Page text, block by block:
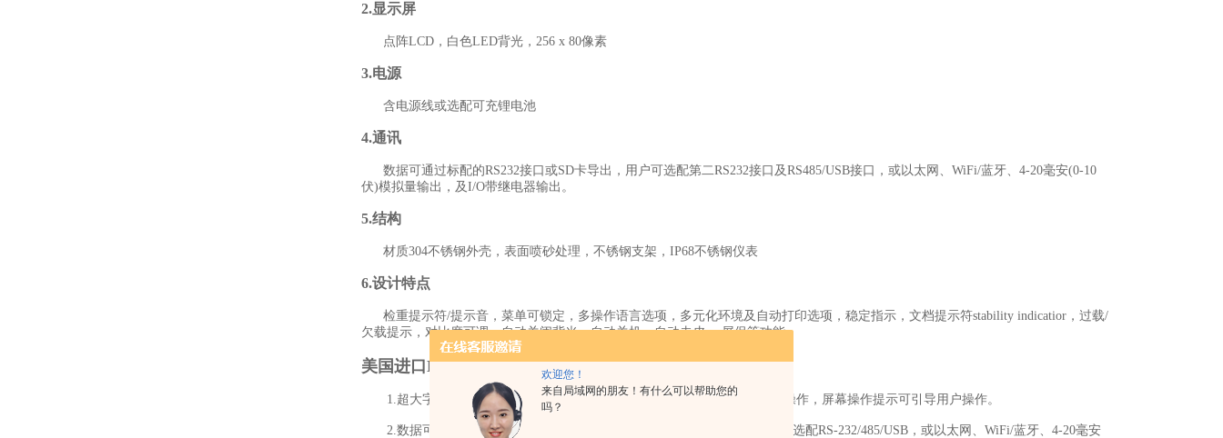
欢迎您！
来自局域网的朋友！有什么可以帮助您的
吗？
2.显示屏
点阵LCD，白色LED背光，256 x 80像素
3.电源
含电源线或选配可充锂电池
4.通讯
数据可通过标配的RS232接口或SD卡导出，用户可选配第二RS232接口及RS485/USB接口，或以太网、WiFi/蓝牙、4-20毫安(0-10
伏)模拟量输出，及I/O带继电器输出。
5.结构
材质304不锈钢外壳，表面喷砂处理，不锈钢支架，IP68不锈钢仪表
6.设计特点
检重提示符/提示音，菜单可锁定，多操作语言选项，多元化环境及自动打印选项，稳定指示，文档提示符stability indicatior，过载/
欠载提示，对比度可调，自动关闭背光，自动关机，自动去皮， 屏保等功能。
美国进口DEFENDER5000不锈钢显示表头优势：
1.超大字符，背光显示，称量结果清晰可见。字母-数字键及功能键方便操作，屏幕操作提示可引导用户操作。
2.数据可存储在Micro SD卡中，也可通过标配的RS-232接口进行传输。可选配RS-232/485/USB，或以太网、WiFi/蓝牙、4-20毫安